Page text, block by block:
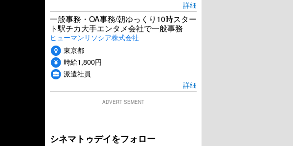
詳細
一般事務・OA事務/朝ゆっくり10時スター
ト駅チカ大手エンタメ会社で一般事務
ヒューマンリソシア株式会社
東京都
時給1,800円
派遣社員
詳細
ADVERTISEMENT
シネマトゥデイをフォロー